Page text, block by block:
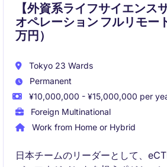
【外資系ライフサイエンス
オペレーション フルリモー
万円）
Tokyo 23 Wards
Permanent
¥10,000,000 - ¥15,000,000 per
Foreign Multinational
Work from Home or Hybrid
日本チームのリーダーとして、